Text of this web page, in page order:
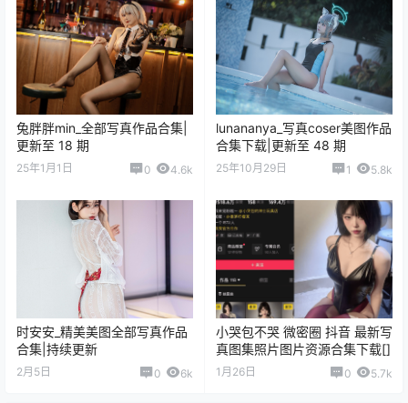
兔胖胖min_全部写真作品合集|
更新至 18 期
25年1月1日 0 4.6k
lunananya_写真coser美图作品
合集下载|更新至 48 期
25年10月29日 1 5.8k
时安安_精美美图全部写真作品
合集|持续更新
2月5日 0 6k
小哭包不哭 微密圈 抖音 最新写
真图集照片图片资源合集下载[]
1月26日 0 5.7k